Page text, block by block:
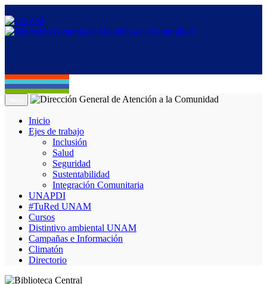
Inicio
Ejes de trabajo
Inclusión
Salud
Seguridad
Sustentabilidad
Integración Comunitaria
UNAPDI
#TuRed UNAM
Cursos
Distintivo ambiental UNAM
Campañas e Información
Climatón
Directorio